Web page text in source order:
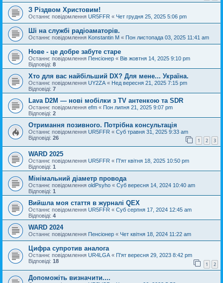
З Різдвом Христовим!
Останнє повідомлення UR5FFR « Чет грудня 25, 2025 5:06 pm
Ші на службі радіоаматорів.
Останнє повідомлення Konstantin M « Пон листопада 03, 2025 11:41 am
Нове - це добре забуте старе
Останнє повідомлення Пенсіонер « Вів жовтня 14, 2025 9:10 pm
Відповіді: 8
Хто для вас найбільший DX? Для мене... Україна.
Останнє повідомлення UY2ZA « Нед вересня 21, 2025 7:15 pm
Відповіді: 7
Lava D2M — нові мобілки з TV антенкою та SDR
Останнє повідомлення efm « Пон липня 21, 2025 9:07 pm
Відповіді: 2
Отримання позивного. Потрібна консультація
Останнє повідомлення UR5FFR « Суб травня 31, 2025 9:33 am
Відповіді: 26 1 2 3
WARD 2025
Останнє повідомлення UR5FFR « П'ят квітня 18, 2025 10:50 pm
Відповіді: 1
Мінімальний діаметр провода
Останнє повідомлення oldPsyho « Суб вересня 14, 2024 10:40 am
Відповіді: 1
Вийшла моя стаття в журналі QEX
Останнє повідомлення UR5FFR « Суб серпня 17, 2024 12:45 am
Відповіді: 4
WARD 2024
Останнє повідомлення Пенсіонер « Чет квітня 18, 2024 11:22 am
Цифра супротив аналога
Останнє повідомлення UR4LGA « П'ят вересня 29, 2023 8:42 pm
Відповіді: 18 1 2
Допоможіть визначити....